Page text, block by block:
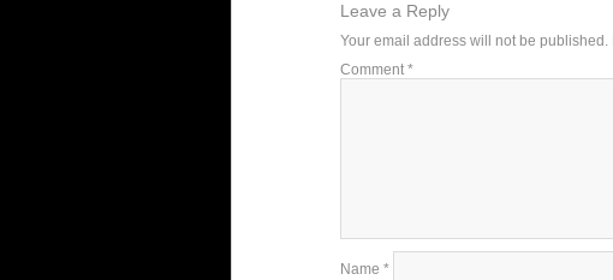
Leave a Reply
Your email address will not be published.
Comment *
Name *